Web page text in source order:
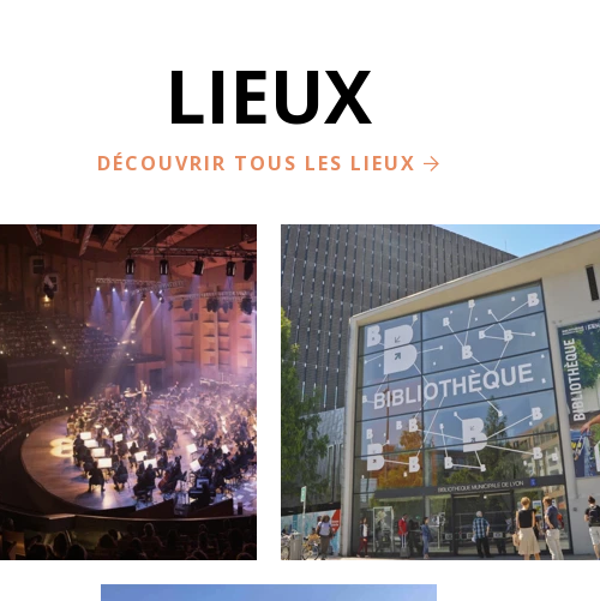
LIEUX
DÉCOUVRIR TOUS LES LIEUX
BIBLIOTHÈQUE
DE LYON
LA PART-DIEU
LYON
BOURSE DU TRAVAIL
LYON